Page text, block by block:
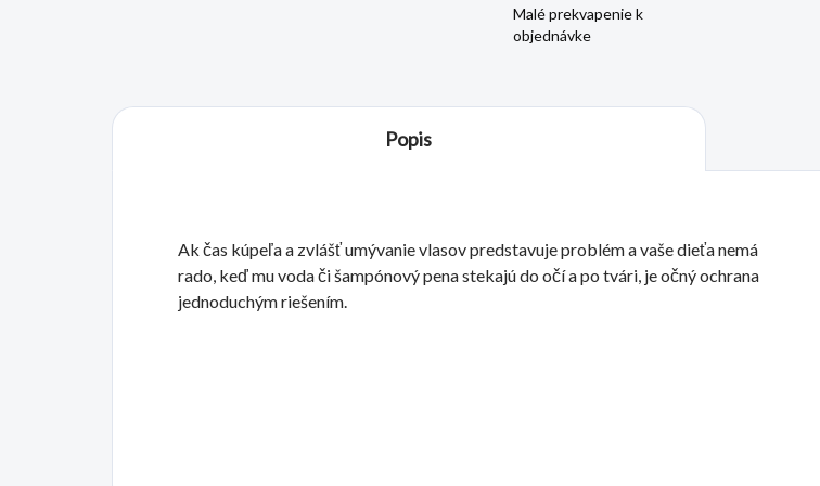
Malé prekvapenie k
objednávke
Popis
Ak čas kúpeľa a zvlášť umývanie vlasov predstavuje problém a vaše dieťa nemá
rado, keď mu voda či šampónový pena stekajú do očí a po tvári, je očný ochrana
jednoduchým riešením.